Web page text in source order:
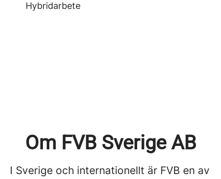
Hybridarbete
Om FVB Sverige AB
I Sverige och internationellt är FVB en av